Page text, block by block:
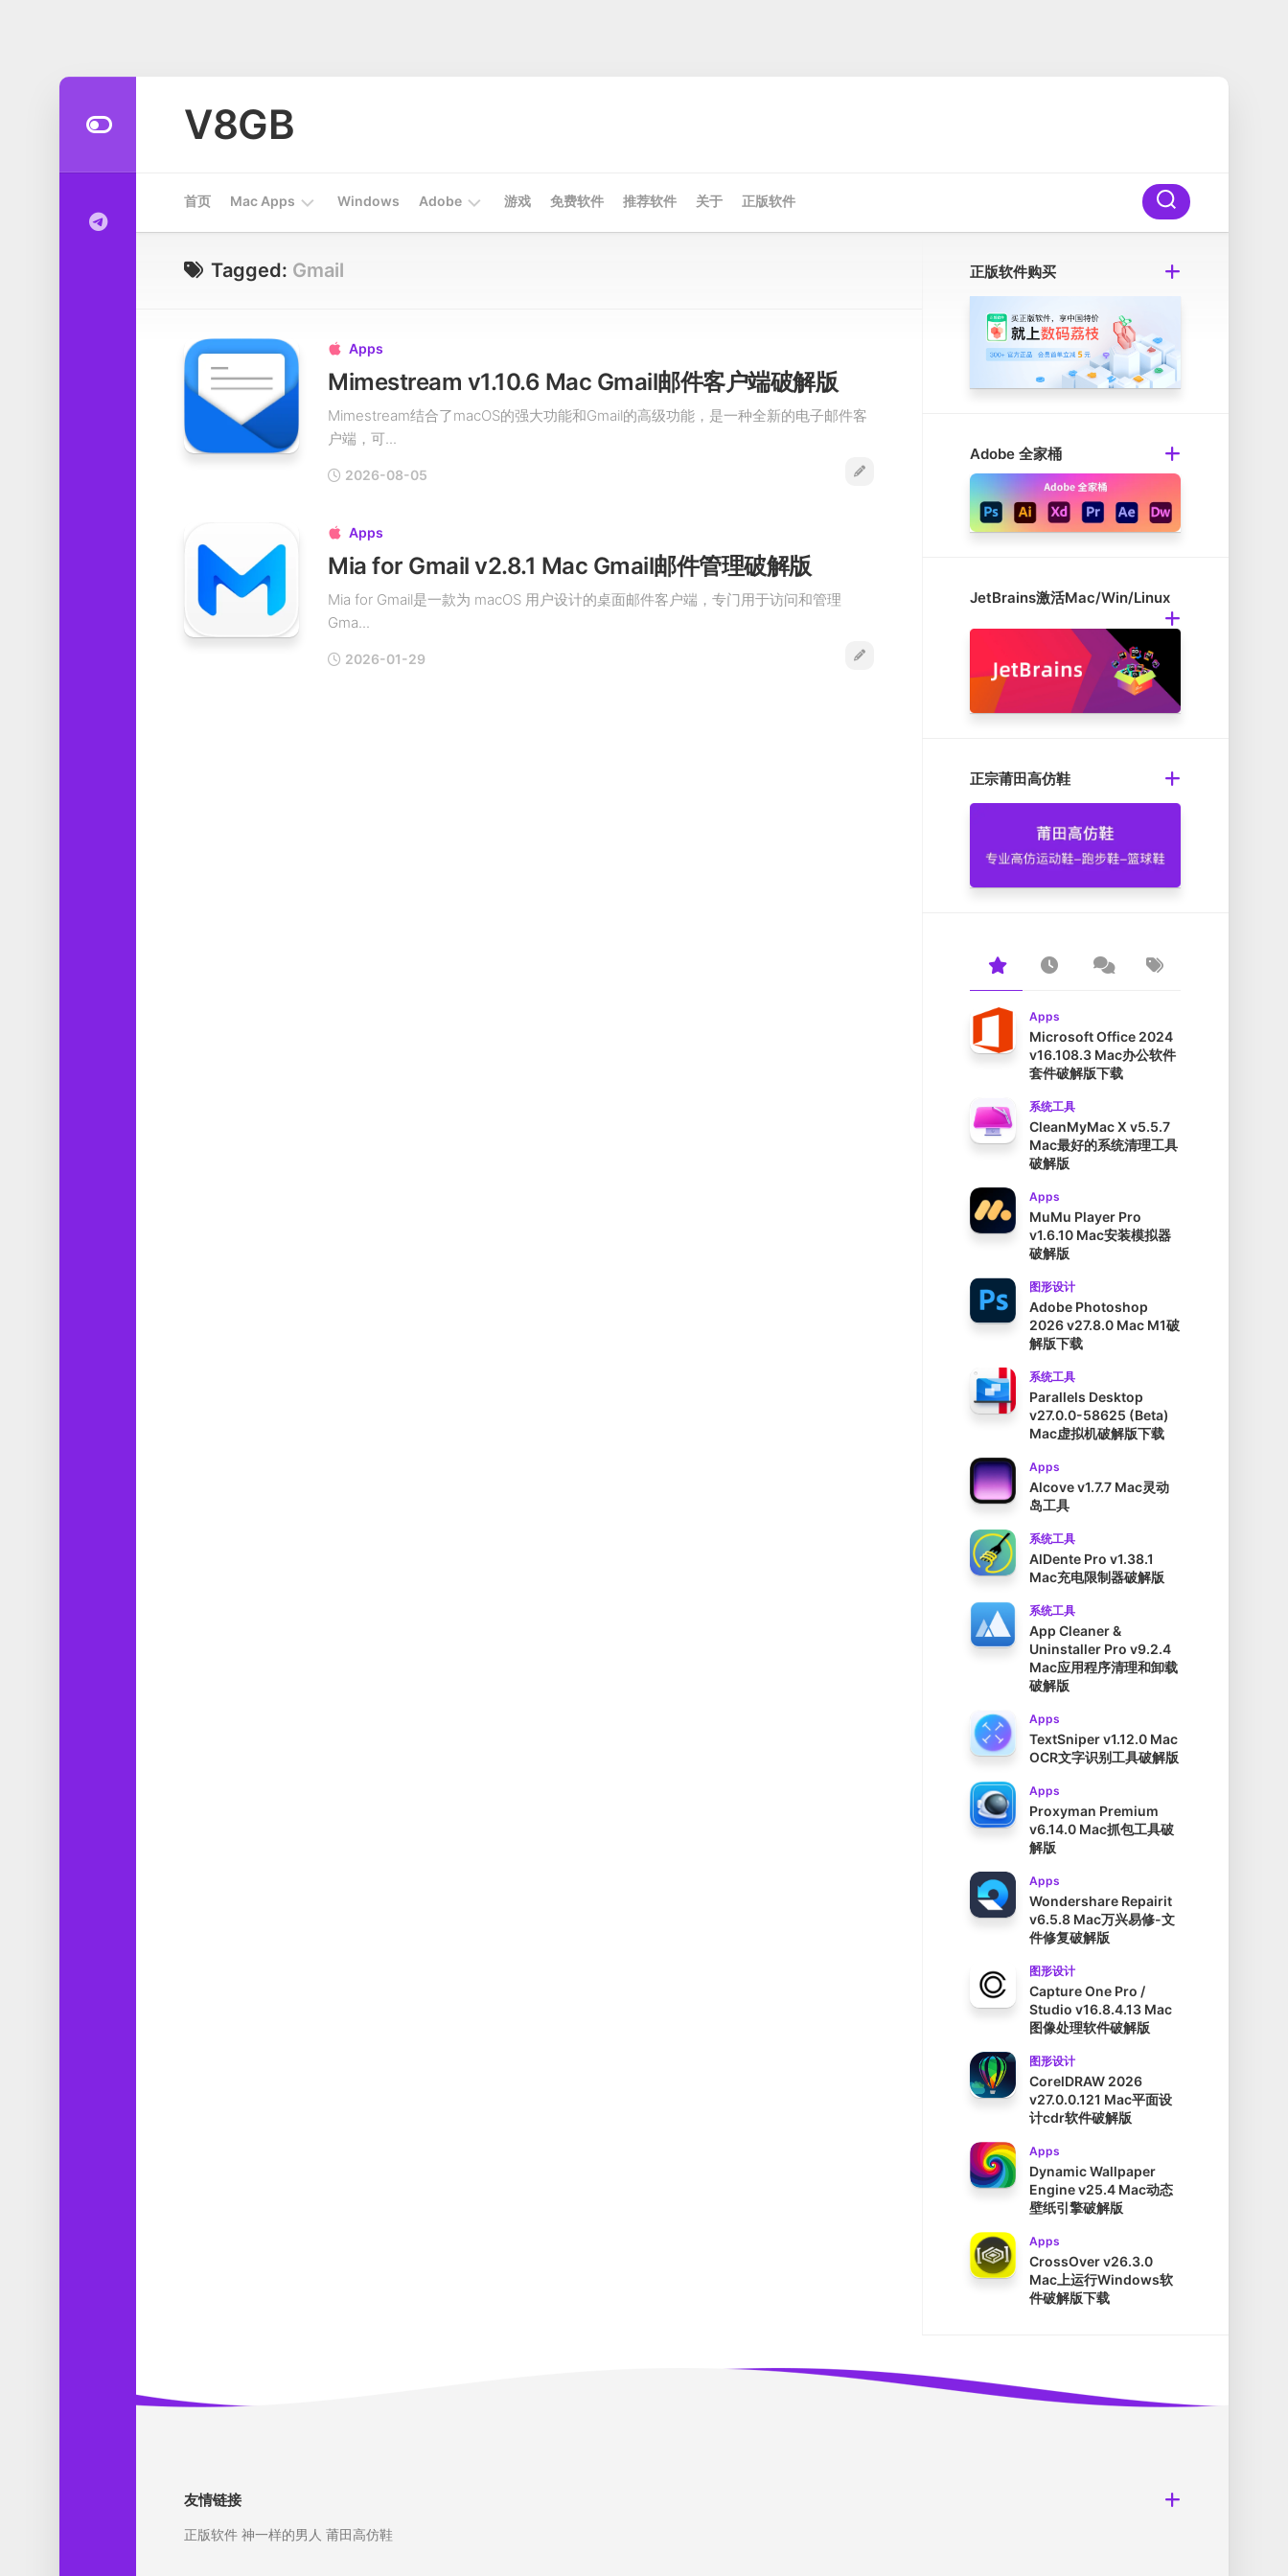
V8GB
首页 Mac Apps
Apps
工
统
工
具
媒
Windows Adobe 游戏 免费软件 推荐软件 关于 正版软件
Tagged: Gmail
 Apps
Mimestream v1.10.6 Mac Gmail邮件客户端破解版
Mimestream结合了macOS的强大功能和Gmail的高级功能，是一种全新的电子邮件客
户端，可...
2026-08-05
 Apps
Mia for Gmail v2.8.1 Mac Gmail邮件管理破解版
Mia for Gmail是一款为 macOS 用户设计的桌面邮件客户端，专门用于访问和管理
Gma...
2026-01-29
正版软件购买
Adobe 全家桶
JetBrains激活Mac/Win/Linux
正宗莆田高仿鞋
Apps
Microsoft Office 2024
v16.108.3 Mac办公软件
套件破解版下载
系统工具
CleanMyMac X v5.5.7
Mac最好的系统清理工具
破解版
Apps
MuMu Player Pro
v1.6.10 Mac安装模拟器
破解版
图形设计
Adobe Photoshop
2026 v27.8.0 Mac M1破
解版下载
系统工具
Parallels Desktop
v27.0.0-58625 (Beta)
Mac虚拟机破解版下载
Apps
Alcove v1.7.7 Mac灵动
岛工具
系统工具
AlDente Pro v1.38.1
Mac充电限制器破解版
系统工具
App Cleaner &
Uninstaller Pro v9.2.4
Mac应用程序清理和卸载
破解版
Apps
TextSniper v1.12.0 Mac
OCR文字识别工具破解版
Apps
Proxyman Premium
v6.14.0 Mac抓包工具破
解版
Apps
Wondershare Repairit
v6.5.8 Mac万兴易修-文
件修复破解版
图形设计
Capture One Pro /
Studio v16.8.4.13 Mac
图像处理软件破解版
图形设计
CorelDRAW 2026
v27.0.0.121 Mac平面设
计cdr软件破解版
Apps
Dynamic Wallpaper
Engine v25.4 Mac动态
壁纸引擎破解版
Apps
CrossOver v26.3.0
Mac上运行Windows软
件破解版下载
友情链接
正版软件 神一样的男人 莆田高仿鞋